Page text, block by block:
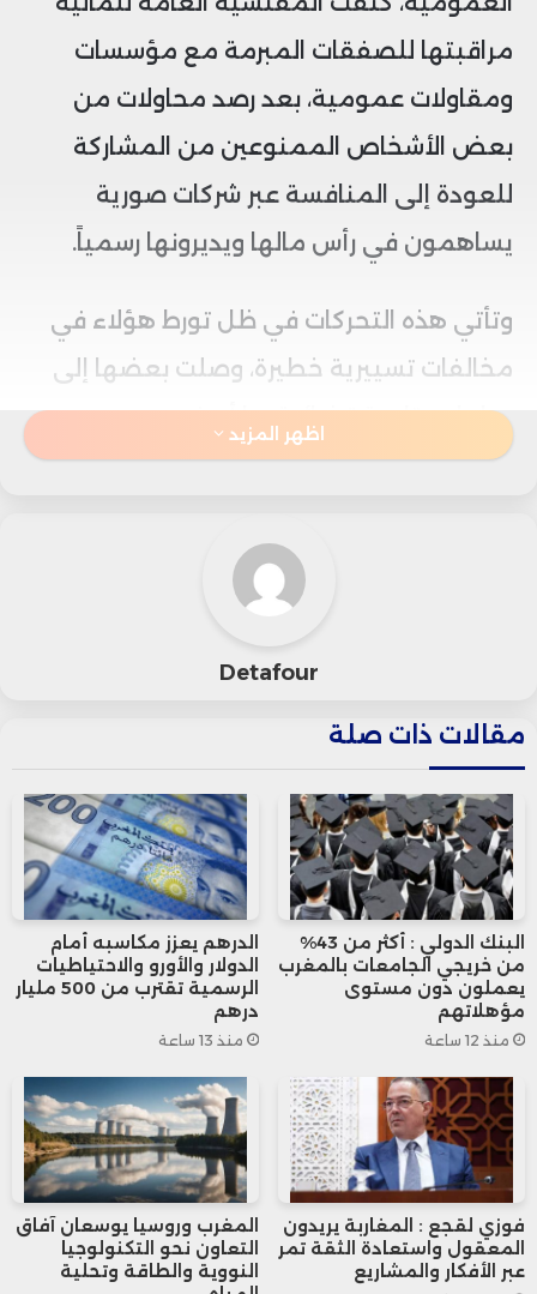
مراقبتها للصفقات المبرمة مع مؤسسات
ومقاولات عمومية، بعد رصد محاولات من
بعض الأشخاص الممنوعين من المشاركة
للعودة إلى المنافسة عبر شركات صورية
يساهمون في رأس مالها ويديرونها رسمياً.
وتأتي هذه التحركات في ظل تورط هؤلاء في
مخالفات تسييرية خطيرة، وصلت بعضها إلى
مراحل متابعة قضائية، ما أسفر عن صدور
قرارات توقيف مؤقت ونهائي لمقاولاتهم من
وفق جريدة هسبريس فإن عمليات التدقيق
الشركات وارتباطاتهم بالمقاولات التي سبق
والذي دخل حيز التنفيذ في مارس 2023.
وتشمل التحقيقات التحقق من أسباب
الاستبعاد، خصوصاً تقديم وثائق مزورة مثل
شهادات التسوية الجبائية ووثائق الجودة
وصفقات مرجعية وكشوفات بنكية.
وأفادت المصادر بأن المفتشية تعتمد على
إشعارات واردة من آمرين بالصرف ومسؤولين
في أقسام المشتريات والطلبيات، مشيرة إلى
أن بعض الشركات الحديثة الحائزة على صفقات
اظهر المزيد
Detafour
مقالات ذات صلة
البنك الدولي : أكثر من 43%
من خريجي الجامعات بالمغرب
يعملون دون مستوى
مؤهلاتهم
منذ 12 ساعة
الدرهم يعزز مكاسبه أمام
الدولار والأورو والاحتياطيات
الرسمية تقترب من 500 مليار
درهم
منذ 13 ساعة
فوزي لقجع : المغاربة يريدون
المعقول واستعادة الثقة تمر
عبر الأفكار والمشاريع
المغرب وروسيا يوسعان آفاق
التعاون نحو التكنولوجيا
النووية والطاقة وتحلية